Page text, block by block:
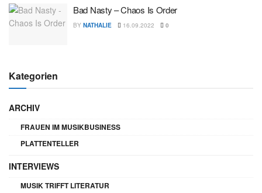
Bad Nasty – Chaos Is Order
BY NATHALIE 16.09.2022 0
Kategorien
ARCHIV
FRAUEN IM MUSIKBUSINESS
PLATTENTELLER
INTERVIEWS
MUSIK TRIFFT LITERATUR